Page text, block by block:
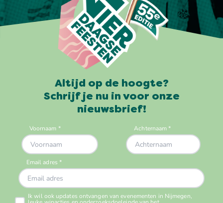
Altijd op de hoogte?
Schrijf je nu in voor onze
nieuwsbrief!